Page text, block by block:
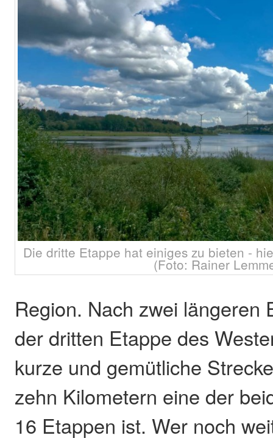
Die dritte Etappe hat einiges zu bieten -
(Foto: Rainer
Region. Nach zwei längeren
der dritten Etappe des
kurze und gemütliche
zehn Kilometern eine der
16 Etappen ist. Wer noch